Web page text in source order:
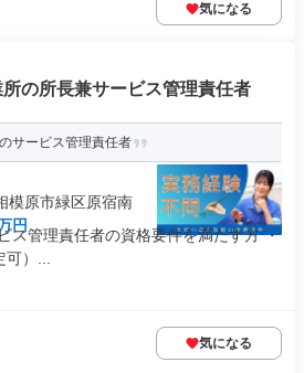
気になる
の所長兼サービス管理責任者
サービス管理責任者
模原市緑区原宿南
円
ス管理責任者の資格要件を満たす方 ・
）...
気になる